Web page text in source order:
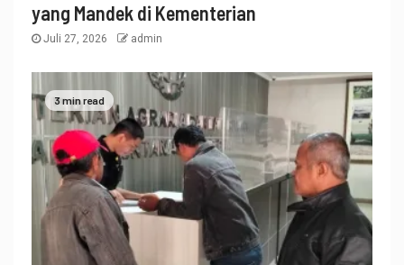
yang Mandek di Kementerian
Juli 27, 2026 admin
3 min read